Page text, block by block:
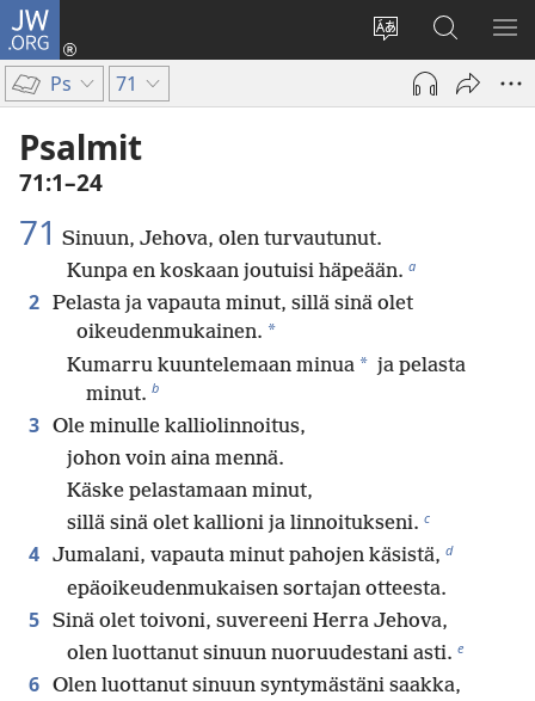
JW.ORG
Vaihda
sivuston
kieli
Kirjaudu
(avaa
ikkunan)
Hae
JW.ORG-
sivustolta
Ps 71
Psalmit
71:1–24
71 Sinuun, Jehova, olen turvautunut.
Kunpa en koskaan joutuisi häpeään. a
2 Pelasta ja vapauta minut, sillä sinä olet
oikeudenmukainen. *
Kumarru kuuntelemaan minua * ja pelasta
minut. b
3 Ole minulle kalliolinnoitus,
johon voin aina mennä.
Käske pelastamaan minut,
sillä sinä olet kallioni ja linnoitukseni. c
4 Jumalani, vapauta minut pahojen käsistä, d
epäoikeudenmukaisen sortajan otteesta.
5 Sinä olet toivoni, suvereeni Herra Jehova,
olen luottanut sinuun nuoruudestani asti. e
6 Olen luottanut sinuun syntymästäni saakka,